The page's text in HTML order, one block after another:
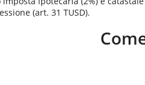
(art. 31 TUSD).